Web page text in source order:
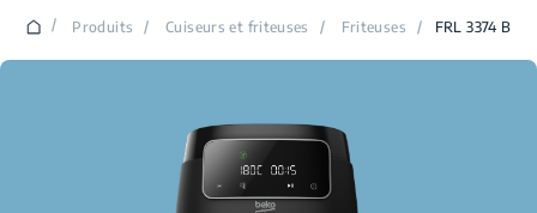
/ Produits / Cuiseurs et friteuses / Friteuses / FRL 3374 B